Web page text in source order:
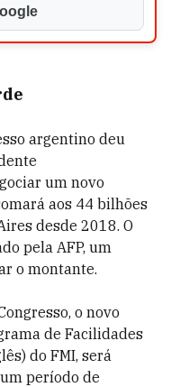
argentino deu
um novo
aos 44 bilhões
desde 2018. O
pela AFP, um
o montante.
o novo
de Facilidades
do FMI, será
período de